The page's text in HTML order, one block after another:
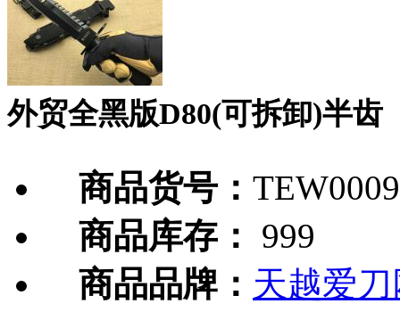
外贸全黑版D80(可拆卸)半齿
商品货号：
商品库存：
999
商品品牌： 天越爱